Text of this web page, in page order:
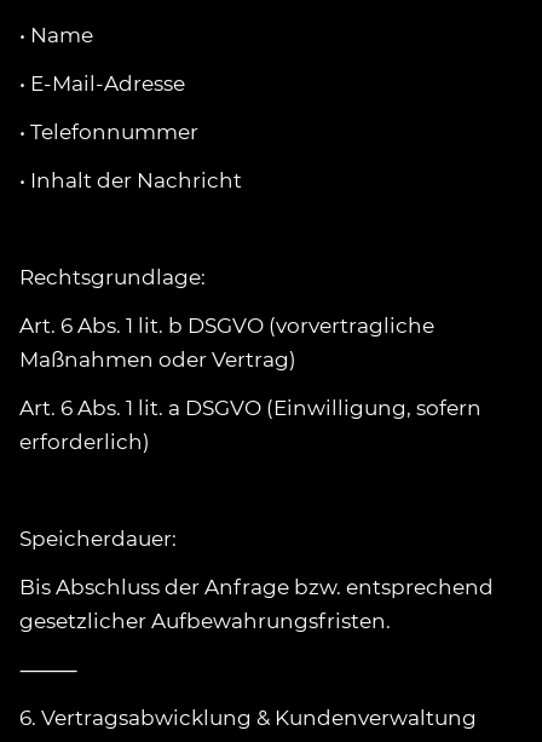
• Name
• E-Mail-Adresse
• Telefonnummer
• Inhalt der Nachricht
Rechtsgrundlage:
Art. 6 Abs. 1 lit. b DSGVO (vorvertragliche
Maßnahmen oder Vertrag)
Art. 6 Abs. 1 lit. a DSGVO (Einwilligung, sofern
erforderlich)
Speicherdauer:
Bis Abschluss der Anfrage bzw. entsprechend
gesetzlicher Aufbewahrungsfristen.
⸻
6. Vertragsabwicklung & Kundenverwaltung